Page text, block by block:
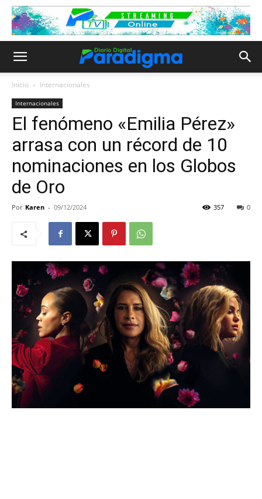
Inicio Internacionales
Internacionales
El fenómeno «Emilia Pérez»
arrasa con un récord de 10
nominaciones en los Globos
de Oro
Por Karen - 09/12/2024 0
357